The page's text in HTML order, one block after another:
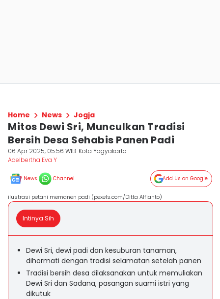
Home News Jogja
Mitos Dewi Sri, Munculkan Tradisi
Bersih Desa Sehabis Panen Padi
06 Apr 2025, 05:56 WIB Kota Yogyakarta
Adelbertha Eva Y
News Channel Add Us on Google
ilustrasi petani memanen padi (pexels.com/Ditta Alfianto)
Intinya Sih
Dewi Sri, dewi padi dan kesuburan tanaman,
dihormati dengan tradisi selamatan setelah panen
Tradisi bersih desa dilaksanakan untuk memuliakan
Dewi Sri dan Sadana, pasangan suami istri yang
dikutuk